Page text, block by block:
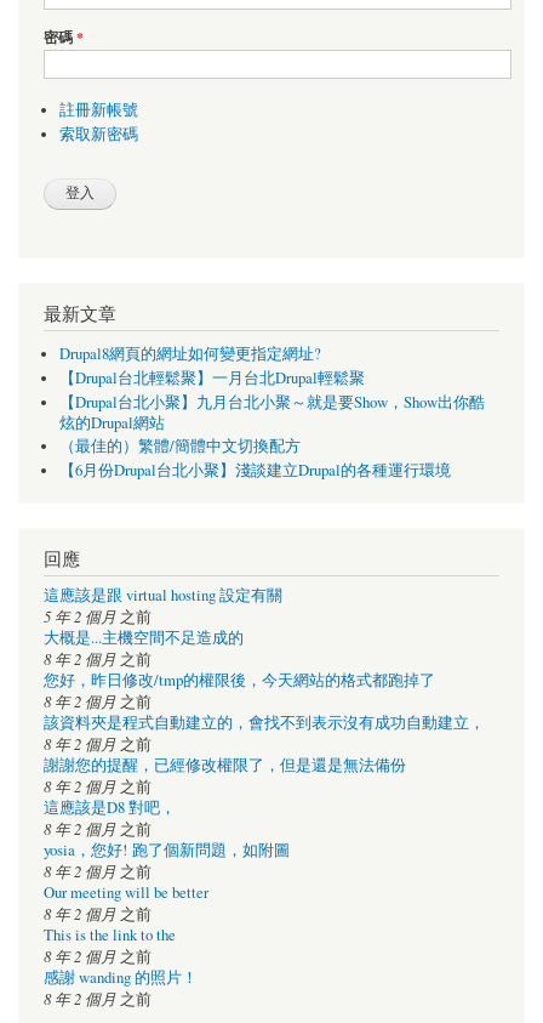
密碼*
註冊新帳號
索取新密碼
最新文章
Drupal8網頁的網址如何變更指定網址?
【Drupal台北輕鬆聚】一月台北Drupal輕鬆聚
【Drupal台北小聚】九月台北小聚～就是要Show，Show出你酷
炫的Drupal網站
（最佳的）繁體/簡體中文切換配方
【6月份Drupal台北小聚】淺談建立Drupal的各種運行環境
回應
這應該是跟 virtual hosting 設定有關
5 年 2 個月 之前
大概是...主機空間不足造成的
8 年 2 個月 之前
您好，昨日修改/tmp的權限後，今天網站的格式都跑掉了
8 年 2 個月 之前
該資料夾是程式自動建立的，會找不到表示沒有成功自動建立，
8 年 2 個月 之前
謝謝您的提醒，已經修改權限了，但是還是無法備份
8 年 2 個月 之前
這應該是D8 對吧，
8 年 2 個月 之前
yosia，您好! 跑了個新問題，如附圖
8 年 2 個月 之前
Our meeting will be better
8 年 2 個月 之前
This is the link to the
8 年 2 個月 之前
感謝 wanding 的照片！
8 年 2 個月 之前